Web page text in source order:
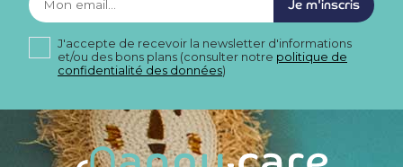
Je m'inscris
J'accepte de recevoir la newsletter d'informations
et/ou des bons plans (consulter notre politique de
confidentialité des données)